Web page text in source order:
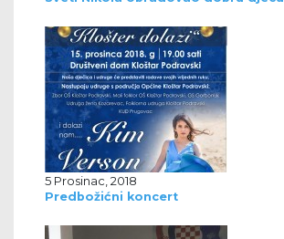
5 Prosinac, 2018
Predbožićni koncert